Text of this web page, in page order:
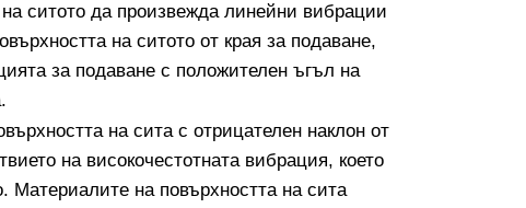
ситото да произвежда линейни вибрации
на ситото от края за подаване,
за подаване с положителен ъгъл на
на сита с отрицателен наклон от
на високочестотната вибрация, което
Материалите на повърхността на сита